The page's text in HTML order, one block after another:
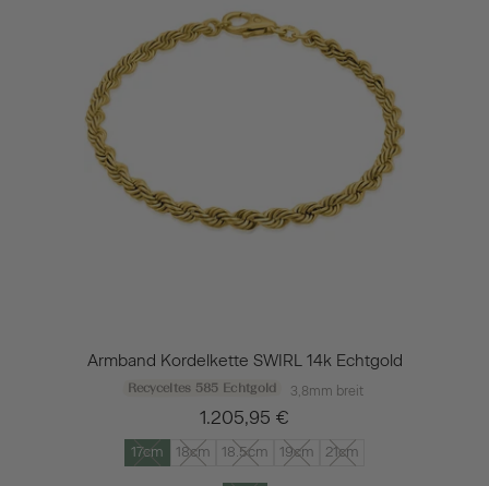
Armband Kordelkette SWIRL 14k Echtgold
Recyceltes 585 Echtgold 3,8mm breit
1.205,95 €
17cm 18cm 18.5cm 19cm 21cm